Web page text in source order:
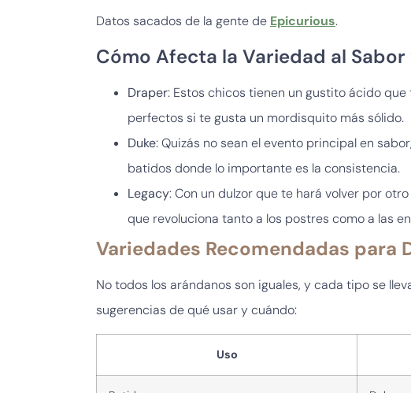
Datos sacados de la gente de Epicurious.
Cómo Afecta la Variedad al Sabor
Draper: Estos chicos tienen un gustito ácido
perfectos si te gusta un mordisquito más sólido.
Duke: Quizás no sean el evento principal en
batidos donde lo importante es la consistencia.
Legacy: Con un dulzor que te hará volver por
que revoluciona tanto a los postres como a las
Variedades Recomendadas para
No todos los arándanos son iguales, y cada tipo se
sugerencias de qué usar y cuándo:
Uso